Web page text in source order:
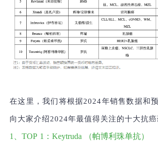
在这里，我们将根据2024年销售数据和
向大家介绍2024年最值得关注的十大抗癌
1、TOP 1：Keytruda （帕博利珠单抗）